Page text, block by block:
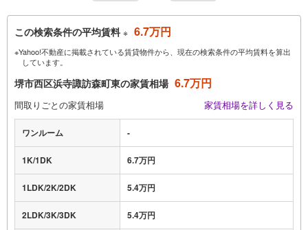
この検索条件の平均賃料 ※ 6.7万円
※Yahoo!不動産に掲載されている賃貸物件から、現在の検索条件の平均賃料を算出
しています。
堺市西区浜寺諏訪森町東の家賃相場 6.7万円
間取りごとの家賃相場 家賃相場を詳しく見る
ワンルーム -
1K/1DK 6.7万円
1LDK/2K/2DK 5.4万円
2LDK/3K/3DK 5.4万円